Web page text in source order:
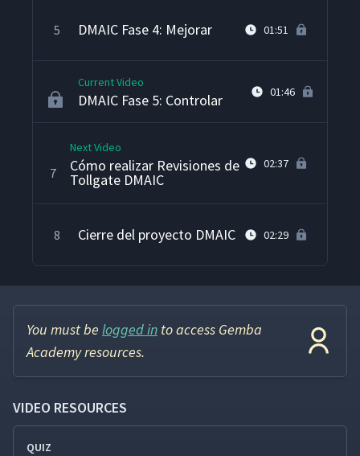
5 DMAIC Fase 4: Mejorar 01:51
Current Video
DMAIC Fase 5: Controlar 01:46
7
Next Video
Cómo realizar Revisiones de
Tollgate DMAIC
02:37
8 Cierre del proyecto DMAIC 02:29
You must be logged in to access Gemba
Academy resources.
VIDEO RESOURCES
QUIZ